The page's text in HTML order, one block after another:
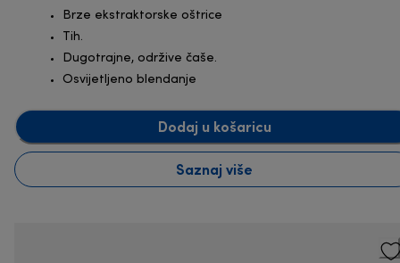
Brze ekstraktorske oštrice
Tih.
Dugotrajne, održive čaše.
Osvijetljeno blendanje
Dodaj u košaricu
Saznaj više